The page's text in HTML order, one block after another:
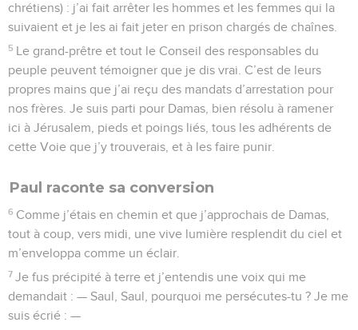
chrétiens) : j’ai fait arrêter les hommes et les femmes qui la
suivaient et je les ai fait jeter en prison chargés de chaînes.
5 Le grand-prêtre et tout le Conseil des responsables du
peuple peuvent témoigner que je dis vrai. C’est de leurs
propres mains que j’ai reçu des mandats d’arrestation pour
nos frères. Je suis parti pour Damas, bien résolu à ramener
ici à Jérusalem, pieds et poings liés, tous les adhérents de
cette Voie que j’y trouverais, et à les faire punir.
Paul raconte sa conversion
6 Comme j’étais en chemin et que j’approchais de Damas,
tout à coup, vers midi, une vive lumière resplendit du ciel et
m’enveloppa comme un éclair.
7 Je fus précipité à terre et j’entendis une voix qui me
demandait : — Saul, Saul, pourquoi me persécutes-tu ? Je me
suis écrié : —